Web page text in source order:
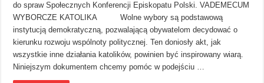
do spraw Społecznych Konferencji Episkopatu Polski. VADEMECUM
WYBORCZE KATOLIKA Wolne wybory są podstawową
instytucją demokratyczną, pozwalającą obywatelom decydować o
kierunku rozwoju wspólnoty politycznej. Ten doniosły akt, jak
wszystkie inne działania katolików, powinien być inspirowany wiarą.
Niniejszym dokumentem chcemy pomóc w podejściu …